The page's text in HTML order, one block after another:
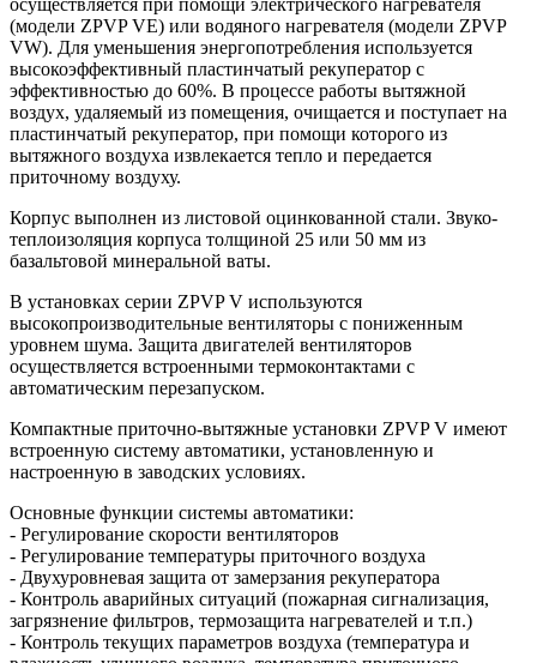
(модели ZPVP VE) или водяного нагревателя (модели ZPVP
VW). Для уменьшения энергопотребления используется
высокоэффективный пластинчатый рекуператор с
эффективностью до 60%. В процессе работы вытяжной
воздух, удаляемый из помещения, очищается и поступает на
пластинчатый рекуператор, при помощи которого из
вытяжного воздуха извлекается тепло и передается
приточному воздуху.
Корпус выполнен из листовой оцинкованной стали. Звуко-
теплоизоляция корпуса толщиной 25 или 50 мм из
базальтовой минеральной ваты.
В установках серии ZPVP V используются
высокопроизводительные вентиляторы с пониженным
уровнем шума. Защита двигателей вентиляторов
осуществляется встроенными термоконтактами с
автоматическим перезапуском.
Компактные приточно-вытяжные установки ZPVP V имеют
встроенную систему автоматики, установленную и
настроенную в заводских условиях.
Основные функции системы автоматики:
- Регулирование скорости вентиляторов
- Регулирование температуры приточного воздуха
- Двухуровневая защита от замерзания рекуператора
- Контроль аварийных ситуаций (пожарная сигнализация,
загрязнение фильтров, термозащита нагревателей и т.п.)
- Контроль текущих параметров воздуха (температура и